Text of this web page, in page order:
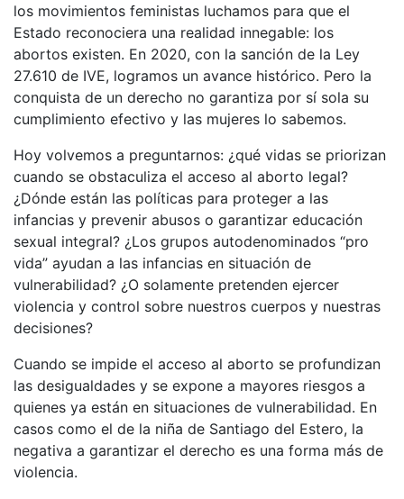
los movimientos feministas luchamos para que el
Estado reconociera una realidad innegable: los
abortos existen. En 2020, con la sanción de la Ley
27.610 de IVE, logramos un avance histórico. Pero la
conquista de un derecho no garantiza por sí sola su
cumplimiento efectivo y las mujeres lo sabemos.
Hoy volvemos a preguntarnos: ¿qué vidas se priorizan
cuando se obstaculiza el acceso al aborto legal?
¿Dónde están las políticas para proteger a las
infancias y prevenir abusos o garantizar educación
sexual integral? ¿Los grupos autodenominados “pro
vida” ayudan a las infancias en situación de
vulnerabilidad? ¿O solamente pretenden ejercer
violencia y control sobre nuestros cuerpos y nuestras
decisiones?
Cuando se impide el acceso al aborto se profundizan
las desigualdades y se expone a mayores riesgos a
quienes ya están en situaciones de vulnerabilidad. En
casos como el de la niña de Santiago del Estero, la
negativa a garantizar el derecho es una forma más de
violencia.